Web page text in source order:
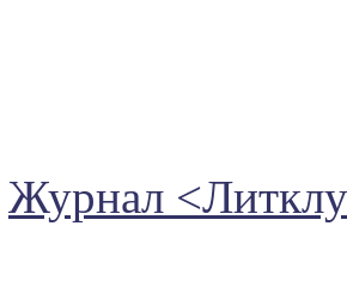
Журнал